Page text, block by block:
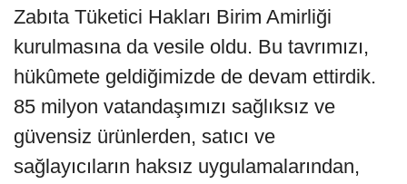
Zabıta Tüketici Hakları Birim Amirliği
kurulmasına da vesile oldu. Bu tavrımızı,
hükûmete geldiğimizde de devam ettirdik.
85 milyon vatandaşımızı sağlıksız ve
güvensiz ürünlerden, satıcı ve
sağlayıcıların haksız uygulamalarından,